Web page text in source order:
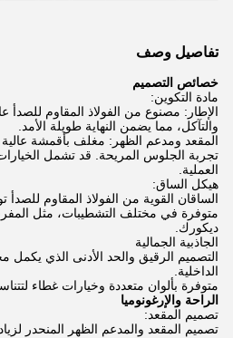
تفاصيل وصف
خصائص التصميم
مادة التكوين:
الإطار: مصنوع من الفولاذ المقاوم للصدأ
والتآكل، مما يضمن النهاية طويلة الأمد.
المقعد ومدعم الظهر: مغلف بأقمشة عالية
تجربة الجلوس المريحة. قد تشمل
العملية.
هيكل الساق:
الساقان القوية من الفولاذ المقاوم
متوفرة في مختلف التشطيبات، مثل
ديكورك.
الجاذبية الجمالية
التصميم الرقيق والحد الأدنى الذي
الداخلية.
متوفرة بألوان متعددة وخيارات غطاء
الراحة والإرغونوميا
تصميم المقعد:
تصميم المقعد والمدعم الظهر المنحدر